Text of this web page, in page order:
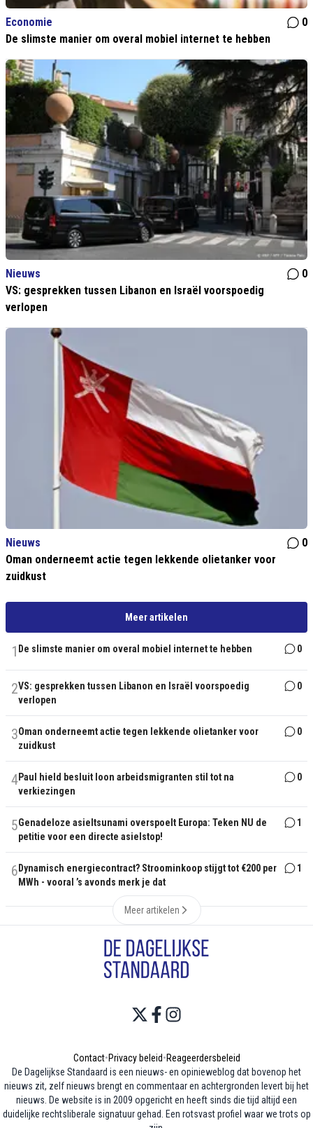
Economie
0
De slimste manier om overal mobiel internet te hebben
Nieuws
0
VS: gesprekken tussen Libanon en Israël voorspoedig
verlopen
Nieuws
0
Oman onderneemt actie tegen lekkende olietanker voor
zuidkust
Meer artikelen
1 De slimste manier om overal mobiel internet te hebben 0
2VS: gesprekken tussen Libanon en Israël voorspoedig
verlopen
0
3Oman onderneemt actie tegen lekkende olietanker voor
zuidkust
0
4Paul hield besluit loon arbeidsmigranten stil tot na
verkiezingen
0
5Genadeloze asieltsunami overspoelt Europa: Teken NU de
petitie voor een directe asielstop!
1
6 Dynamisch energiecontract? Stroominkoop stijgt tot €200 per
MWh - vooral ’s avonds merk je dat
1
Meer artikelen
Contact•Privacy beleid•Reageerdersbeleid
De Dagelijkse Standaard is een nieuws- en opinieweblog dat bovenop het
nieuws zit, zelf nieuws brengt en commentaar en achtergronden levert bij het
nieuws. De website is in 2009 opgericht en heeft sinds die tijd altijd een
duidelijke rechtsliberale signatuur gehad. Een rotsvast profiel waar we trots op